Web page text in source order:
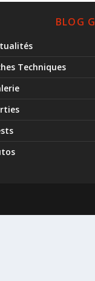
BLOG
Techniques